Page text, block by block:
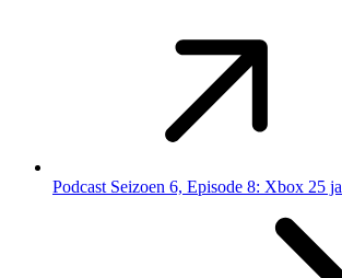
Podcast Seizoen 6, Episode 8: Xbox 25